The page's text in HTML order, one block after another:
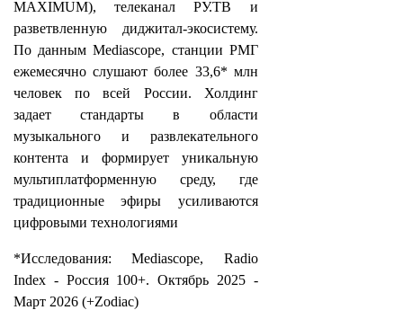
MAXIMUM), телеканал РУ.ТВ и
разветвленную диджитал-экосистему.
По данным Mediascope, станции РМГ
ежемесячно слушают более 33,6* млн
человек по всей России. Холдинг
задает стандарты в области
музыкального и развлекательного
контента и формирует уникальную
мультиплатформенную среду, где
традиционные эфиры усиливаются
цифровыми технологиями
*Исследования: Mediascope, Radio
Index - Россия 100+. Октябрь 2025 -
Март 2026 (+Zodiac)